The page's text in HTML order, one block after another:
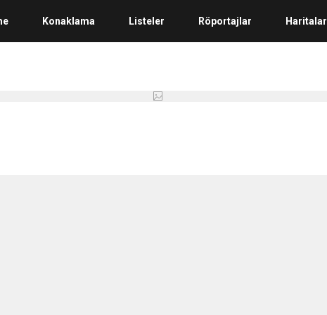
Konaklama Listeler Röportajlar Haritalar